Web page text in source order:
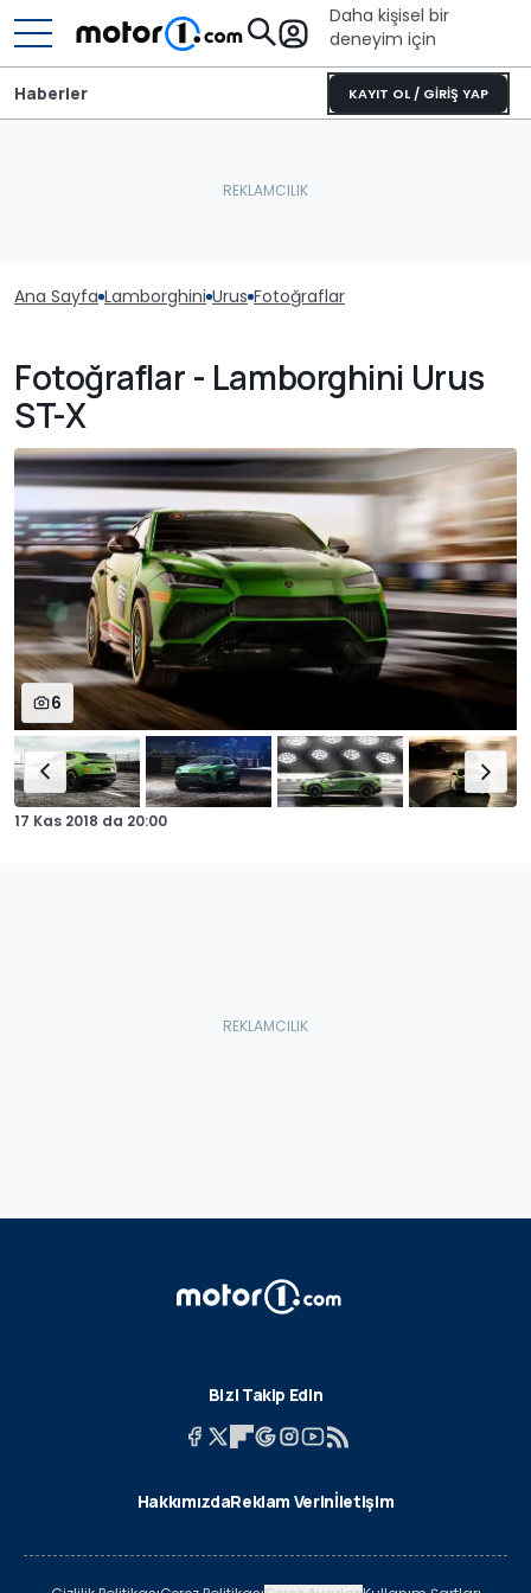
Daha kişisel bir
deneyim için
KAYIT OL / GİRİŞ YAP
Haberler
Ana Sayfa Lamborghini Urus Fotoğraflar
Fotoğraflar - Lamborghini Urus
ST-X
6
17 Kas 2018 da 20:00
Bizi Takip Edin
HakkımızdaReklam Verinİletişim